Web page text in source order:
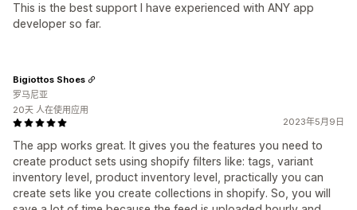
This is the best support I have experienced with ANY app
developer so far.
2023年5月9日
The app works great. It gives you the features you need to
create product sets using shopify filters like: tags, variant
inventory level, product inventory level, practically you can
create sets like you create collections in shopify. So, you will
Bigiottos Shoes
罗马尼亚
20天 人在使用应用